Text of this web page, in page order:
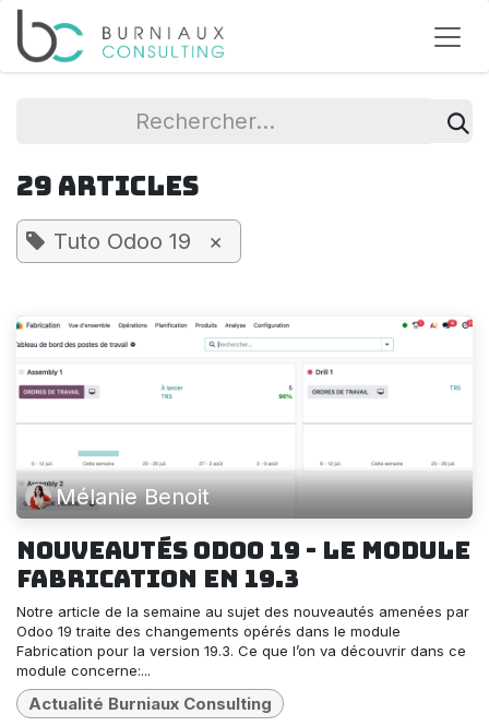
Se rendre au contenu
29 Articles
Tuto Odoo 19 ×
Mélanie Benoit
Nouveautés Odoo 19 - Le module
Fabrication en 19.3
Notre article de la semaine au sujet des nouveautés amenées par
Odoo 19 traite des changements opérés dans le module
Fabrication pour la version 19.3. Ce que l’on va découvrir dans ce
module concerne:...
Actualité Burniaux Consulting